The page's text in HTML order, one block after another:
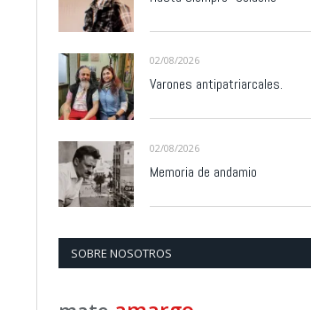
02/08/2026
Varones antipatriarcales.
02/08/2026
Memoria de andamio
SOBRE NOSOTROS